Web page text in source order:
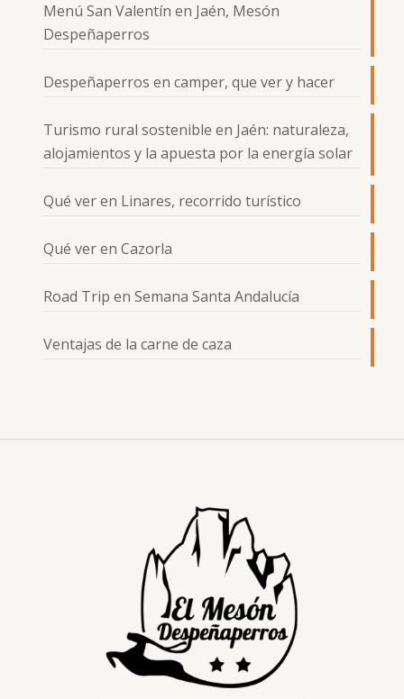
Menú San Valentín en Jaén, Mesón
Despeñaperros
Despeñaperros en camper, que ver y hacer
Turismo rural sostenible en Jaén: naturaleza,
alojamientos y la apuesta por la energía solar
Qué ver en Linares, recorrido turístico
Qué ver en Cazorla
Road Trip en Semana Santa Andalucía
Ventajas de la carne de caza